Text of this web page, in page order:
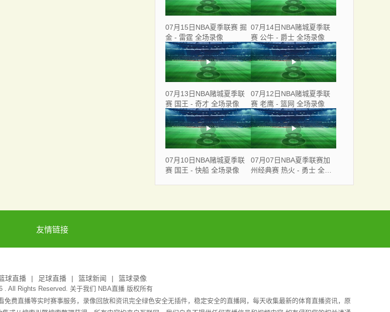
07月15日NBA夏季联赛 掘
金 - 雷霆 全场录像
07月14日NBA赌城夏季联
赛 公牛 - 爵士 全场录像
07月13日NBA赌城夏季联
赛 国王 - 奇才 全场录像
07月12日NBA赌城夏季联
赛 老鹰 - 篮网 全场录像
07月10日NBA赌城夏季联
赛 国王 - 快船 全场录像
07月07日NBA夏季联赛加
州经典赛 热火 - 勇士 全场
友情链接
球直播 足球直播 篮球新闻 篮球录像
. All Rights Reserved. 关于我们 NBA直播 版权所有
费直播等实时赛事服务，录像回放和资讯完全绿色安全无插件，稳定安全的直播网，每天收集最新的体育直播资讯，原